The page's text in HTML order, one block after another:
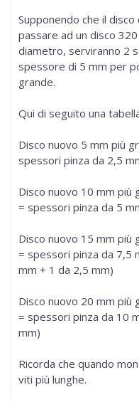
Supponendo che il
passare ad un disco
diametro, serviranno 2
spessore di 5 mm per
grande.
Qui di seguito una
Disco nuovo 5 mm più
spessori pinza da 2,5
Disco nuovo 10 mm più
= spessori pinza da 5
Disco nuovo 15 mm più
= spessori pinza da 7,5
mm + 1 da 2,5 mm)
Disco nuovo 20 mm più
= spessori pinza da 10
mm)
Ricorda che quando
viti più lunghe.